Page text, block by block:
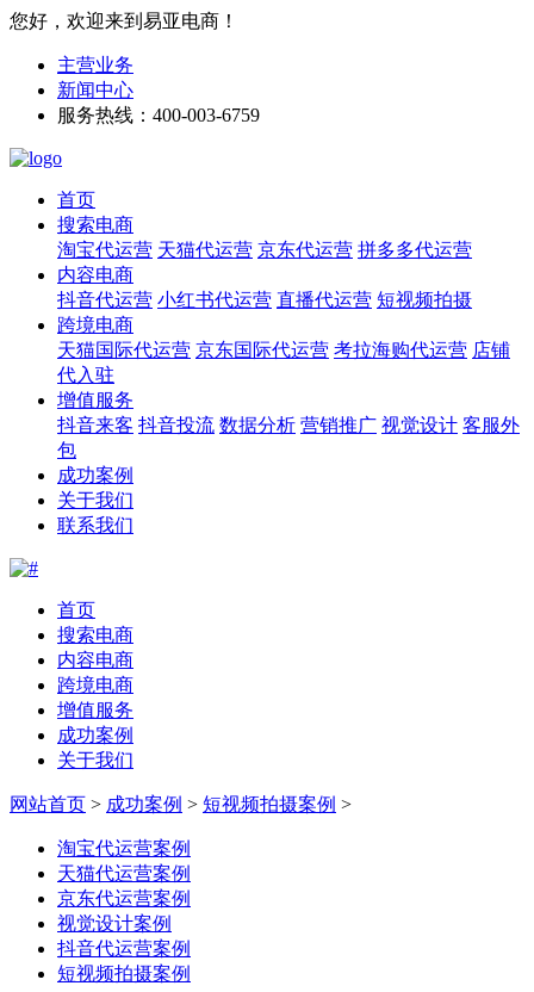
您好，欢迎来到易亚电商！
主营业务
新闻中心
服务热线：400-003-6759
首页
搜索电商
淘宝代运营 天猫代运营 京东代运营 拼多多代运营
内容电商
抖音代运营 小红书代运营 直播代运营 短视频拍摄
跨境电商
天猫国际代运营 京东国际代运营 考拉海购代运营 店铺
代入驻
增值服务
抖音来客 抖音投流 数据分析 营销推广 视觉设计 客服外
包
成功案例
关于我们
联系我们
首页
搜索电商
内容电商
跨境电商
增值服务
成功案例
关于我们
网站首页 > 成功案例 > 短视频拍摄案例 >
淘宝代运营案例
天猫代运营案例
京东代运营案例
视觉设计案例
抖音代运营案例
短视频拍摄案例